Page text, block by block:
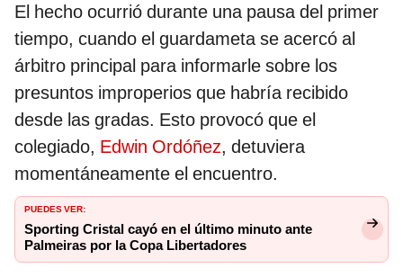
El hecho ocurrió durante una pausa del primer
tiempo, cuando el guardameta se acercó al
árbitro principal para informarle sobre los
presuntos improperios que habría recibido
desde las gradas. Esto provocó que el
colegiado, Edwin Ordóñez, detuviera
momentáneamente el encuentro.
PUEDES VER:
Sporting Cristal cayó en el último minuto ante
Palmeiras por la Copa Libertadores